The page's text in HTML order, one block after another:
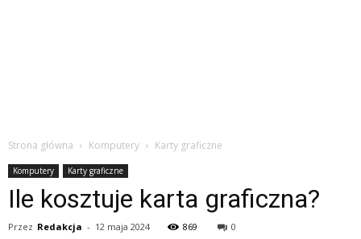
Strona główna Komputery Karty graficzne
Komputery Karty graficzne
Ile kosztuje karta graficzna?
Przez Redakcja - 12 maja 2024 869 0